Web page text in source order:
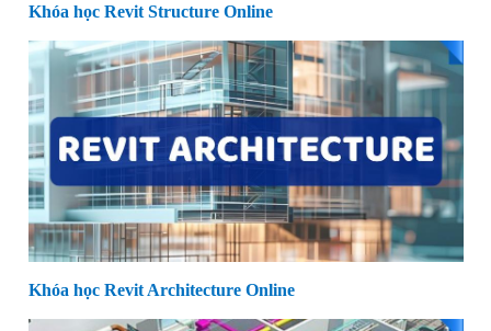
Khóa học Revit Structure Online
Khóa học Revit Architecture Online